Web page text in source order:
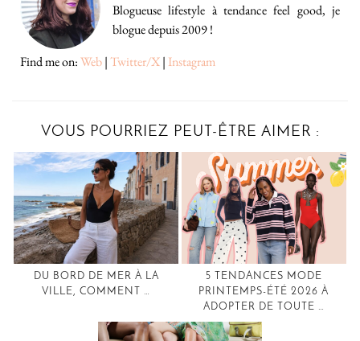
Blogueuse lifestyle à tendance feel good, je
blogue depuis 2009 !
Find me on:Web|Twitter/X| Instagram
VOUS POURRIEZ PEUT-ÊTRE AIMER :
DU BORD DE MER À LA
VILLE, COMMENT …
5 TENDANCES MODE
PRINTEMPS-ÉTÉ 2026 À
ADOPTER DE TOUTE …